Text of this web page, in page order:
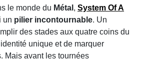
le monde du Métal , System Of A
un pilier incontournable. Un
des stades aux quatre coins du
unique et de marquer
Mais avant les tournées